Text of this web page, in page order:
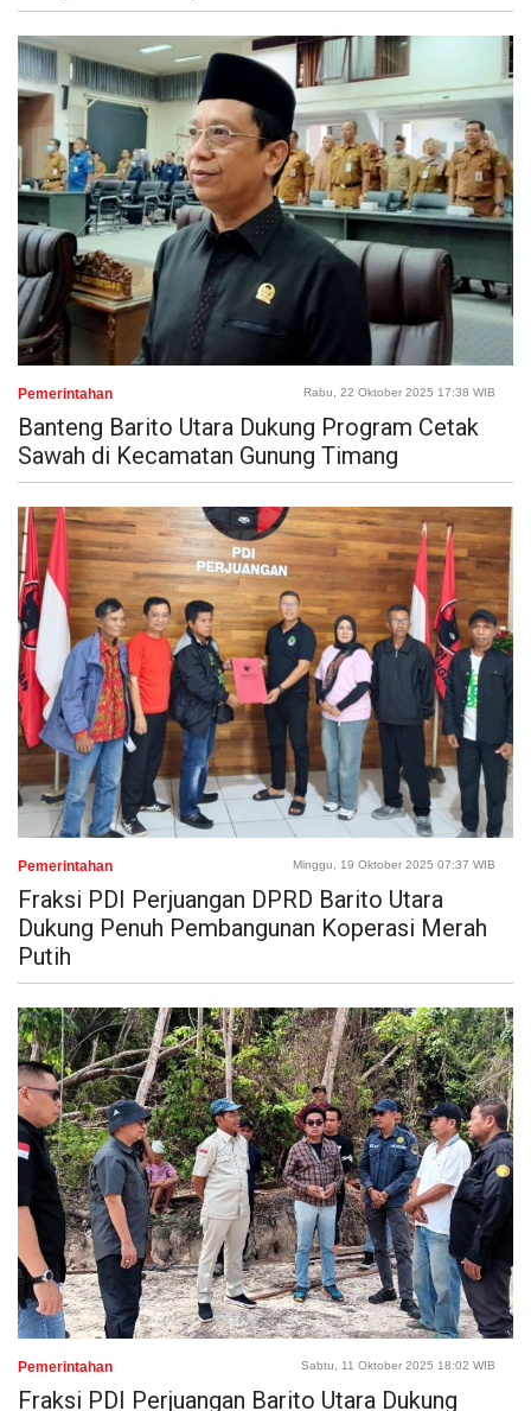
Pemerintahan Rabu, 22 Oktober 2025 17:38 WIB
Banteng Barito Utara Dukung Program Cetak
Sawah di Kecamatan Gunung Timang
Pemerintahan Minggu, 19 Oktober 2025 07:37 WIB
Fraksi PDI Perjuangan DPRD Barito Utara
Dukung Penuh Pembangunan Koperasi Merah
Putih
Pemerintahan Sabtu, 11 Oktober 2025 18:02 WIB
Fraksi PDI Perjuangan Barito Utara Dukung